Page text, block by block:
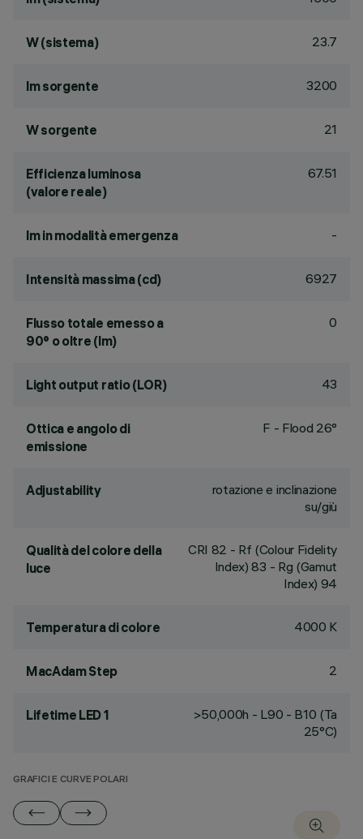
W (sistema) 23.7
lm sorgente 3200
W sorgente 21
Efficienza luminosa
(valore reale)
67.51
lm in modalità emergenza -
Intensità massima (cd) 6927
Flusso totale emesso a
90° o oltre (lm)
0
Light output ratio (LOR) 43
Ottica e angolo di
emissione
F - Flood 26°
Adjustability
rotazione e inclinazione
su/giù
Qualità del colore della
luce
CRI 82 - Rf (Colour Fidelity
Index) 83 - Rg (Gamut
Index) 94
Temperatura di colore 4000 K
MacAdam Step 2
Lifetime LED 1
>50,000h - L90 - B10 (Ta
25°C)
GRAFICI E CURVE POLARI